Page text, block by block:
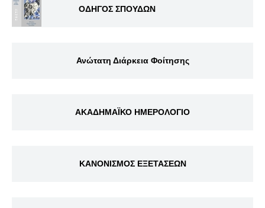
ΟΔΗΓΟΣ ΣΠΟΥΔΩΝ
Ανώτατη Διάρκεια Φοίτησης
ΑΚΑΔΗΜΑΪΚΟ ΗΜΕΡΟΛΟΓΙΟ
ΚΑΝΟΝΙΣΜΟΣ ΕΞΕΤΑΣΕΩΝ